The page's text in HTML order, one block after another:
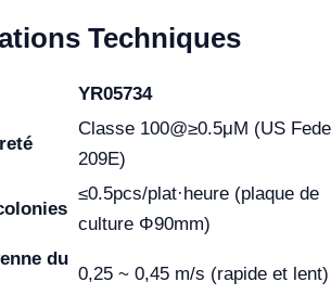
Techniques
YR05734
Classe 100@≥0.5μM (US
209E)
≤0.5pcs/plat·heure (plaque de
culture Φ90mm)
du
0,25 ~ 0,45 m/s (rapide et lent)